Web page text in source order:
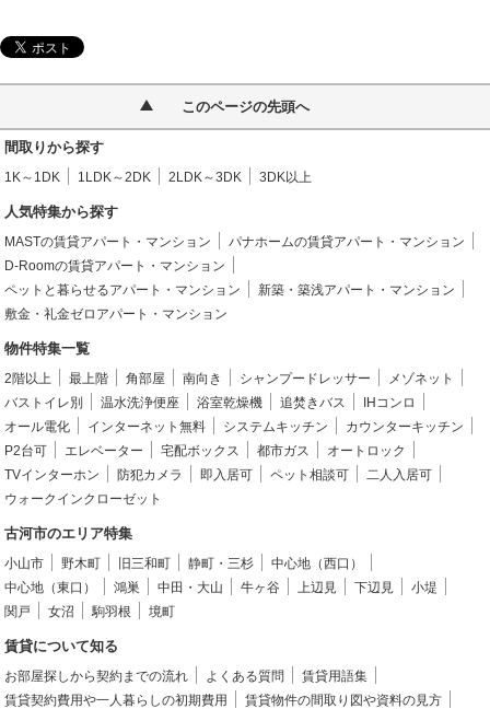
このページの先頭へ
間取りから探す
1K～1DK 1LDK～2DK 2LDK～3DK 3DK以上
人気特集から探す
MASTの賃貸アパート・マンション
パナホームの賃貸アパート・マンション
D-Roomの賃貸アパート・マンション
ペットと暮らせるアパート・マンション
新築・築浅アパート・マンション
敷金・礼金ゼロアパート・マンション
物件特集一覧
2階以上 最上階 角部屋 南向き シャンプードレッサー
メゾネット
バストイレ別
温水洗浄便座 浴室乾燥機 追焚きバス
IHコンロ
オール電化
インターネット無料 システムキッチン
カウンターキッチン
P2台可
エレベーター 宅配ボックス 都市ガス
オートロック
TVインターホン
防犯カメラ 即入居可 ペット相談可
二人入居可
ウォークインクローゼット
古河市のエリア特集
小山市 野木町 旧三和町 静町・三杉
中心地（西口）
中心地（東口）
鴻巣 中田・大山 牛ヶ谷 上辺見 下辺見
小堤
関戸
女沼 駒羽根 境町
賃貸について知る
お部屋探しから契約までの流れ よくある質問
賃貸用語集
賃貸契約費用や一人暮らしの初期費用
賃貸物件の間取り図や資料の見方